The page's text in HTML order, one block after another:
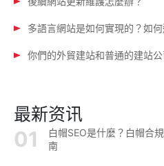
多語言網站是如何實現的？如
你們的外貿建站和普通的建站
最新资讯
白帽SEO是什麼？白帽合
南